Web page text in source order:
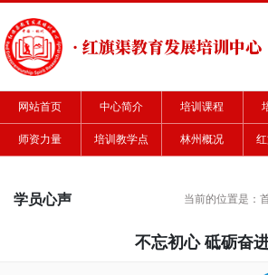
· 红旗渠教育发展培训中心
网站首页 中心简介 培训课程
师资力量 培训教学点 林州概况
学员心声 当前的位置是：
不忘初心 砥砺奋